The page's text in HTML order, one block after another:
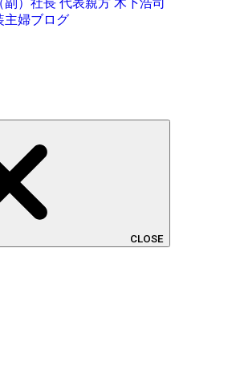
副）社長 代表親方 木下浩司
主婦ブログ
CLOSE